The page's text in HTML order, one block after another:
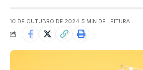
10 DE OUTUBRO DE 2024 5 MIN DE LEITURA